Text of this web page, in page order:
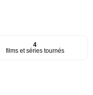
4
films et séries tournés